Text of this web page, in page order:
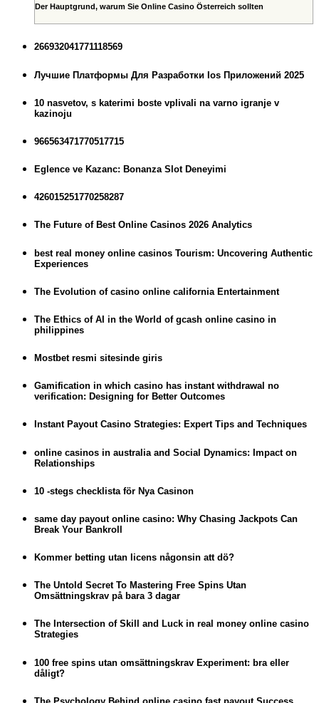
Der Hauptgrund, warum Sie Online Casino Österreich sollten
266932041771118569
Лучшие Платформы Для Разработки Ios Приложений 2025
10 nasvetov, s katerimi boste vplivali na varno igranje v
kazinoju
966563471770517715
Eglence ve Kazanc: Bonanza Slot Deneyimi
426015251770258287
The Future of Best Online Casinos 2026 Analytics
best real money online casinos Tourism: Uncovering Authentic
Experiences
The Evolution of casino online california Entertainment
The Ethics of AI in the World of gcash online casino in
philippines
Mostbet resmi sitesinde giris
Gamification in which casino has instant withdrawal no
verification: Designing for Better Outcomes
Instant Payout Casino Strategies: Expert Tips and Techniques
online casinos in australia and Social Dynamics: Impact on
Relationships
10 -stegs checklista för Nya Casinon
same day payout online casino: Why Chasing Jackpots Can
Break Your Bankroll
Kommer betting utan licens någonsin att dö?
The Untold Secret To Mastering Free Spins Utan
Omsättningskrav på bara 3 dagar
The Intersection of Skill and Luck in real money online casino
Strategies
100 free spins utan omsättningskrav Experiment: bra eller
dåligt?